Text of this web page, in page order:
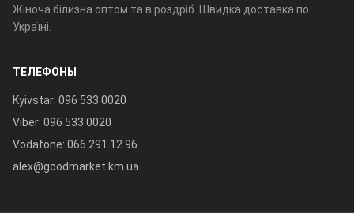
Жіноча білизна оптом та в роздріб. Швидка доставка по
Україні.
ТЕЛЕФОНЫ
Kyivstar: 096 533 0020
Viber: 096 533 0020
Vodafone: 066 291 12 96
alex@goodmarket.km.ua